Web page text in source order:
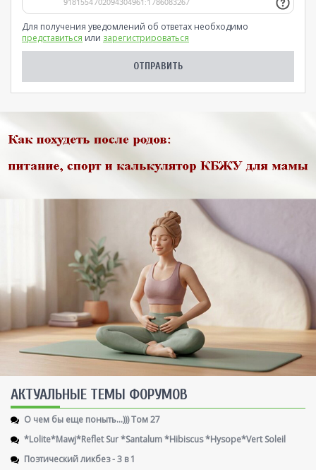
Для получения уведомлений об ответах необходимо
представиться или зарегистрироваться
AКТУАЛЬНЫЕ ТЕМЫ ФОРУМОВ
О чем бы еще поныть...))) Том 27
*Lolite*Mawj*Reflet Sur *Santalum *Hibiscus *Hysope*Vert Soleil
Поэтический ликбез - 3 в 1